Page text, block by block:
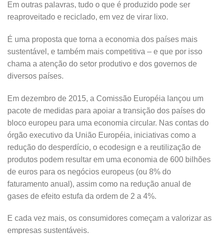
Em outras palavras, tudo o que é produzido pode ser
reaproveitado e reciclado, em vez de virar lixo.
É uma proposta que torna a economia dos países mais
sustentável, e também mais competitiva – e que por isso
chama a atenção do setor produtivo e dos governos de
diversos países.
Em dezembro de 2015, a Comissão Européia lançou um
pacote de medidas para apoiar a transição dos países do
bloco europeu para uma economia circular. Nas contas do
órgão executivo da União Européia, iniciativas como a
redução do desperdício, o ecodesign e a reutilização de
produtos podem resultar em uma economia de 600 bilhões
de euros para os negócios europeus (ou 8% do
faturamento anual), assim como na redução anual de
gases de efeito estufa da ordem de 2 a 4%.
E cada vez mais, os consumidores começam a valorizar as
empresas sustentáveis.